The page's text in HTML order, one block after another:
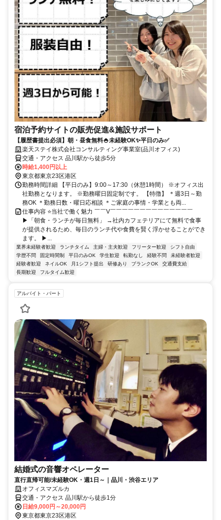
宿泊予約サイトの販売促進&施設サポート
【履歴書提出必須】朝・昼食無料🍚未経験OK✨平日のみ✅
楽天ステイ株式会社コンサルティング事業室(品川オフィス)
交通・アクセス 品川駅から徒歩5分
時給1,400円以上
東京都東京23区港区
勤務時間詳細 【平日のみ】9:00～17:30（休憩1時間） ※オフィス出
社勤務となります。 ※勤務曜日固定制です。 【特徴】 ＊週3日～勤
務OK ＊勤務日数・曜日応相談 ＊ご家庭の事情・学業とも両...
仕事内容 ⭐当社で働く魅力 ￣￣V￣￣￣￣￣￣￣￣￣￣￣￣￣￣
▶「朝食・ランチが毎日無料」 →社内カフェテリアにて無料で食事
が提供されるため、毎日のランチ代や食費を賢く浮かせることができ
ます。 ▶...
業界未経験者歓迎 ランチタイム 主婦・主夫歓迎 フリーター歓迎
シフト自由
学歴不問
固定時間制 平日のみOK 学生歓迎 転勤なし 経験不問
未経験者歓迎
経験者歓迎
ネイルOK 月1シフト提出 研修あり ブランクOK
交通費支給
長期歓迎
フルタイム歓迎
アルバイト・パート
結婚式の音響オペレーター
直行直帰可能/未経験OK・週1日～｜品川・渋谷エリア
オフィスマズルカ
交通・アクセス 品川駅から徒歩1分
日給9,000円～20,000円
東京都東京23区港区